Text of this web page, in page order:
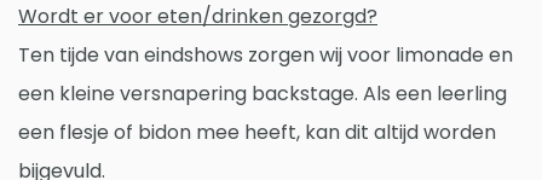
Wordt er voor eten/drinken gezorgd?
Ten tijde van eindshows zorgen wij voor limonade en
een kleine versnapering backstage. Als een leerling
een flesje of bidon mee heeft, kan dit altijd worden
bijgevuld.